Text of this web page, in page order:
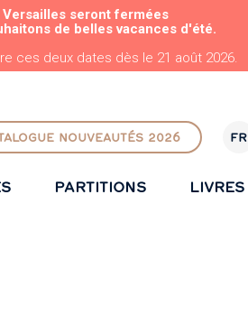
seront fermées
de belles vacances d'été.
ces deux dates dès le 21 août 2026.
NOUVEAUTÉS 2026 FR
R
PARTITIONS LIVRES